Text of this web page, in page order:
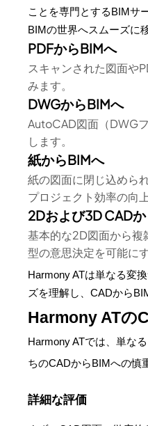
ことを専門とするBIMサ
BIMの世界へスムーズに
PDFからBIMへ
スキャンされた図面や
みます。
DWGからBIMへ
AutoCAD図面（DWG
します。
紙からBIMへ
紙の図面に閉じ込めら
プロジェクト効率の向
2Dおよび3D CAD
基本的な2D図面から複
型の意思決定を可能に
Harmony ATは単なる変
ズを理解し、CADから
Harmony ATの
Harmony ATでは、単な
ちのCADからBIMへの慎
詳細な評価